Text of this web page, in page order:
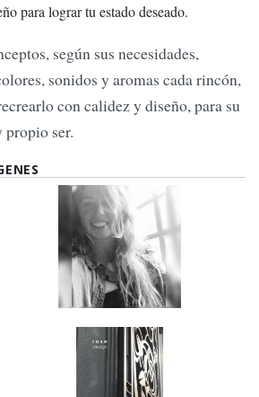
para lograr tu estado deseado.
según sus necesidades,
sonidos y aromas cada rincón,
con calidez y diseño, para su
ser.